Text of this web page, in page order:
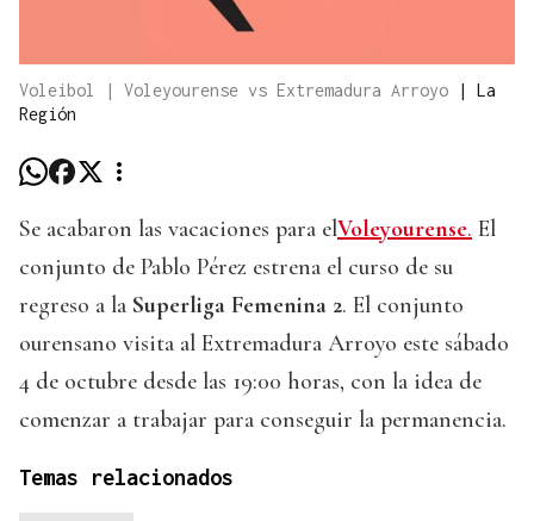
Voleibol | Voleyourense vs Extremadura Arroyo | La
Región
Se acabaron las vacaciones para elVoleyourense. El
conjunto de Pablo Pérez estrena el curso de su
regreso a la Superliga Femenina 2. El conjunto
ourensano visita al Extremadura Arroyo este sábado
4 de octubre desde las 19:00 horas, con la idea de
comenzar a trabajar para conseguir la permanencia.
Temas relacionados